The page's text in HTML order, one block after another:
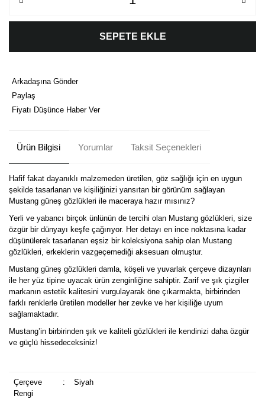
SEPETE EKLE
Arkadaşına Gönder
Paylaş
Fiyatı Düşünce Haber Ver
Ürün Bilgisi Yorumlar Taksit Seçenekleri
Hafif fakat dayanıklı malzemeden üretilen, göz sağlığı için en uygun
şekilde tasarlanan ve kişiliğinizi yansıtan bir görünüm sağlayan
Mustang güneş gözlükleri ile maceraya hazır mısınız?
Yerli ve yabancı birçok ünlünün de tercihi olan Mustang gözlükleri, size
özgür bir dünyayı keşfe çağırıyor. Her detayı en ince noktasına kadar
düşünülerek tasarlanan eşsiz bir koleksiyona sahip olan Mustang
gözlükleri, erkeklerin vazgeçemediği aksesuarı olmuştur.
Mustang güneş gözlükleri damla, köşeli ve yuvarlak çerçeve dizaynları
ile her yüz tipine uyacak ürün zenginliğine sahiptir. Zarif ve şık çizgiler
markanın estetik kalitesini vurgulayarak öne çıkarmakta, birbirinden
farklı renklerle üretilen modeller her zevke ve her kişiliğe uyum
sağlamaktadır.
Mustang’in birbirinden şık ve kaliteli gözlükleri ile kendinizi daha özgür
ve güçlü hissedeceksiniz!
Çerçeve
Rengi
: Siyah